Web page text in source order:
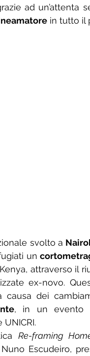
ad un’attenta
in tutto il
svolto a
un
attraverso il
ex-novo.
dei
, in un evento
UNICRI.
Re-framing
Escudeiro,